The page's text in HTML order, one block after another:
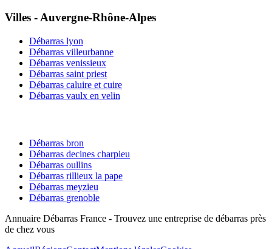
Villes -Auvergne-Rhône-Alpes
Débarras lyon
Débarras villeurbanne
Débarras venissieux
Débarras saint priest
Débarras caluire et cuire
Débarras vaulx en velin
Débarras bron
Débarras decines charpieu
Débarras oullins
Débarras rillieux la pape
Débarras meyzieu
Débarras grenoble
Annuaire Débarras France - Trouvez une entreprise de débarras près
de chez vous